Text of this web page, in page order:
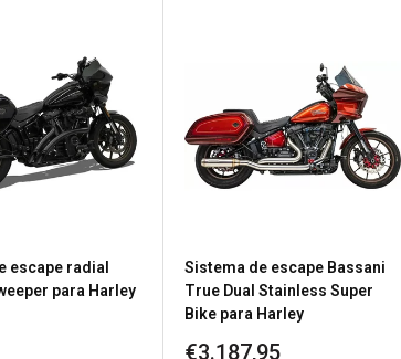
escape radial
para Harley
Sistema de escape Bassani
True Dual Stainless Super
Bike para Harley
Precio
€3.187,95